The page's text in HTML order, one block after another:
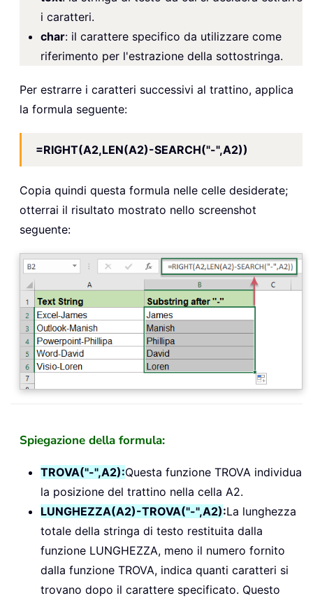
i caratteri.
char: il carattere specifico da utilizzare come
riferimento per l'estrazione della sottostringa.
Per estrarre i caratteri successivi al trattino, applica
la formula seguente:
=RIGHT(A2,LEN(A2)-SEARCH("-",A2))
Copia quindi questa formula nelle celle desiderate;
otterrai il risultato mostrato nello screenshot
seguente:
Spiegazione della formula:
TROVA("-",A2):Questa funzione TROVA individua
la posizione del trattino nella cella A2.
LUNGHEZZA(A2)-TROVA("-",A2):La lunghezza
totale della stringa di testo restituita dalla
funzione LUNGHEZZA, meno il numero fornito
dalla funzione TROVA, indica quanti caratteri si
trovano dopo il carattere specificato. Questo